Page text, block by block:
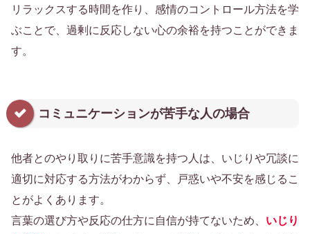
リラックスする時間を作り、感情のコントロール方法を学
ぶことで、過剰に反応しない心の余裕を持つことができま
す。
コミュニケーションが苦手な人の場合
他者とのやり取りに苦手意識を持つ人は、いじりや冗談に
適切に対応する方法がわからず、戸惑いや不安を感じるこ
とがよくあります。
言葉の選び方や反応の仕方に自信が持てないため、 いじり